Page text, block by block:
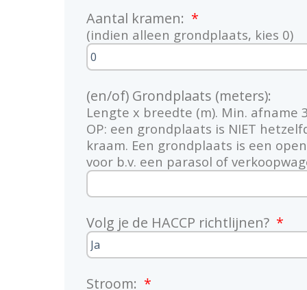
Aantal kramen:
(indien alleen grondplaats, kies 0)
(en/of) Grondplaats (meters):
Lengte x breedte (m). Min. afname
OP: een grondplaats is NIET
kraam. Een grondplaats is een
voor b.v. een parasol of
Volg je de HACCP richtlijnen?
Stroom: